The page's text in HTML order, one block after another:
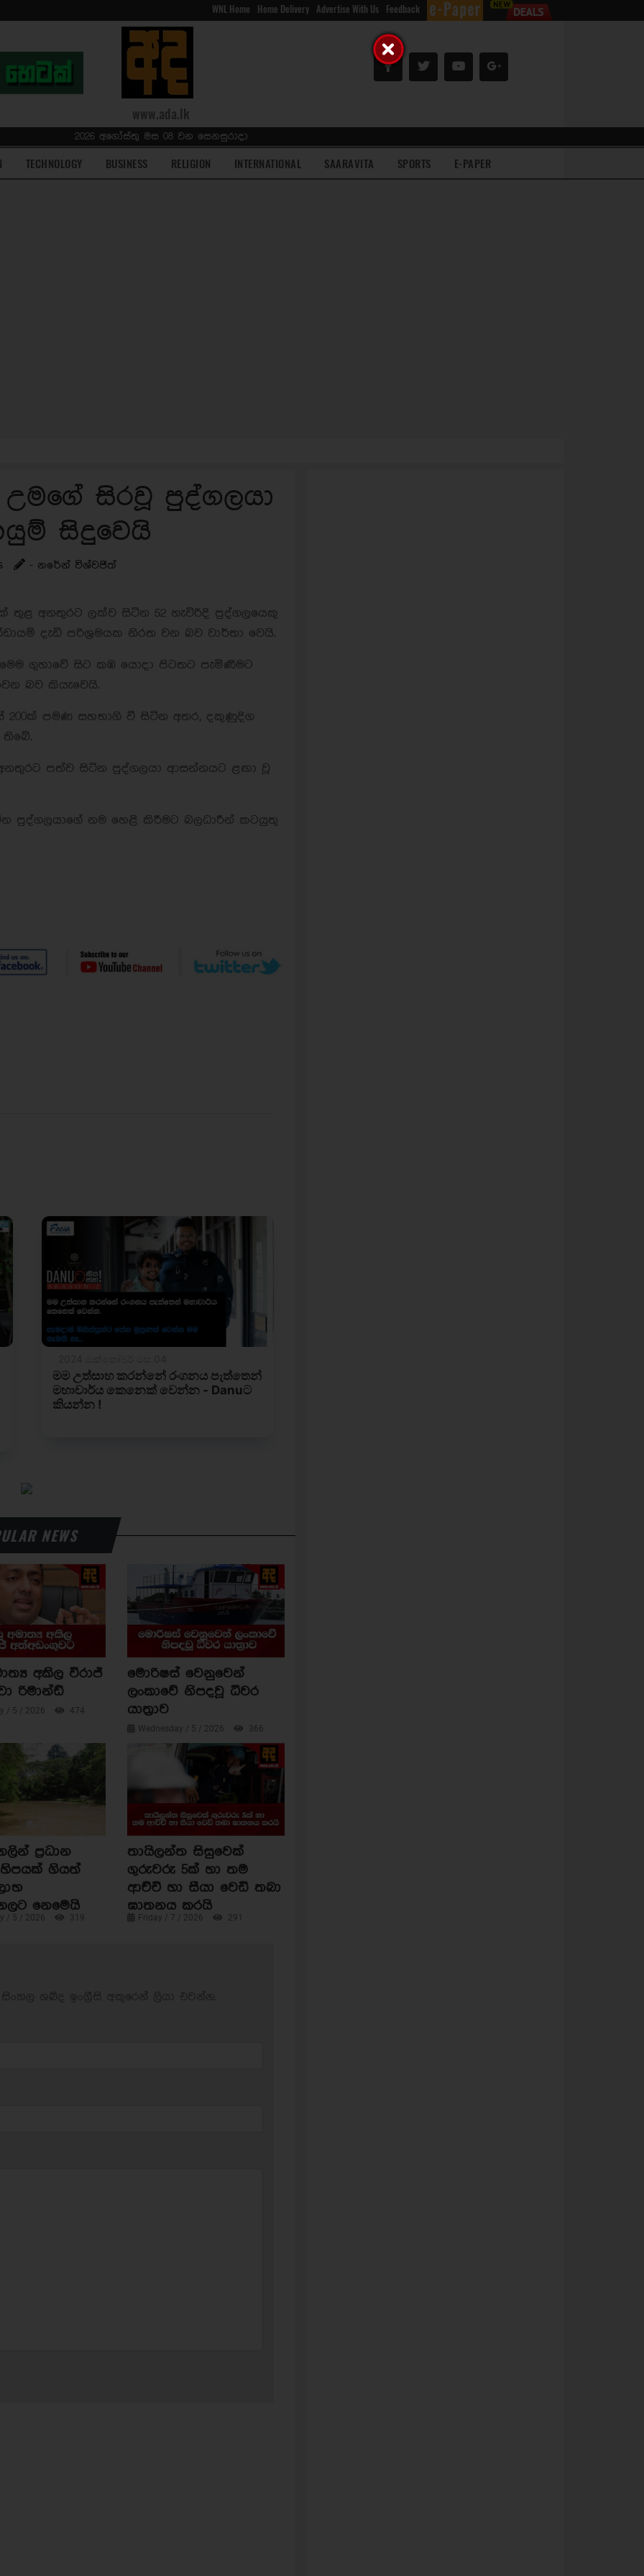
WNL Home Home Delivery Advertise With Us Feedback
www.ada.lk
2026 අගෝස්තු මස 08 වන සෙනසුරාදා
TECHNOLOGY BUSINESS RELIGION INTERNATIONAL SAARAVITA SPORTS E-PAPER
සිරවූ පුද්ගලයා
සිදුවෙයි
- නරේන් විශ්වජිත්
තුළ අනතුරට ලක්ව සිටින 52 හැවිරිදි පුද්ගලයෙකු
දැඩි පරිශ්‍රමයක නිරත වන බව වාර්තා වෙයි.
ගුහාවේ සිට කඹ යොදා පිටතට පැමිණීමට
බව කියැවෙයි.
200ක් පමණ සහභාගි වී සිටින අතර, දකුණුදිග
අනතුරට පත්ව සිටින පුද්ගලයා ආසන්නයට ළඟා වූ
පුද්ගලයාගේ නම හෙළි කිරීමට බලධාරීන් කටයුතු
NEWS
අකිල විරාජ්
රිමාන්ඩ්
/ 5 / 2026 474
මොරිෂස් වෙනුවෙන්
ලංකාවේ නිපදවූ ධීවර
යාත්‍රාව
Wednesday / 5 / 2026 366
ප්‍රධාන
ගියත්
නෙමෙයි
/ 5 / 2026 319
තායිලන්ත සිසුවෙක්
ගුරුවරු 5ක් හා තම
ආච්චි හා සීයා වෙඩි තබා
ඝාතනය කරයි
Friday / 7 / 2026 291